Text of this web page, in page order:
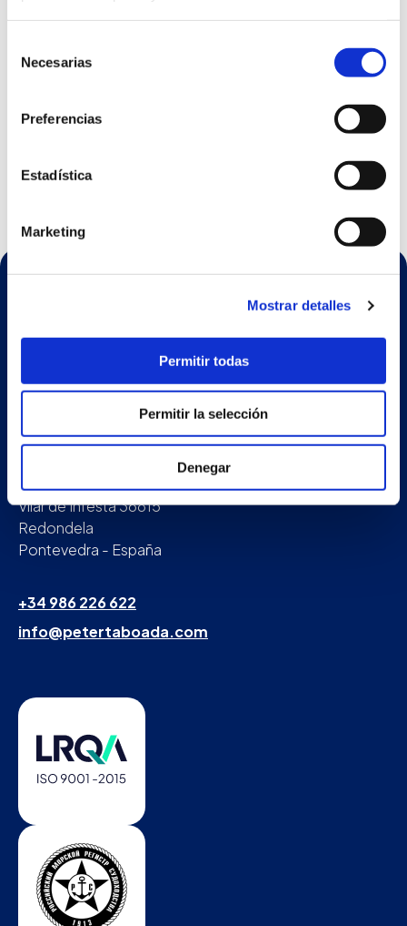
Necesarias
Preferencias
Estadística
Marketing
Mostrar detalles
Permitir todas
Permitir la selección
Denegar
ESP
Nave principal y oficinas
Estrada Porto Cabeiro, 35
Vilar de Infesta 36815
Redondela
Pontevedra - España
+34 986 226 622
info@petertaboada.com